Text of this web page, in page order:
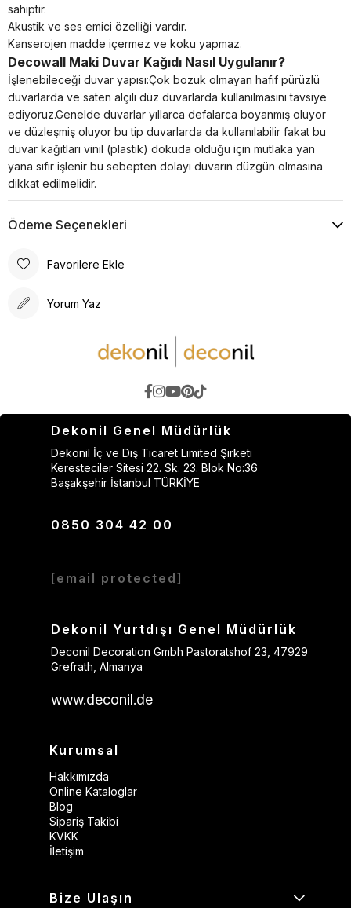
sahiptir.
Akustik ve ses emici özelliği vardır.
Kanserojen madde içermez ve koku yapmaz.
Decowall Maki Duvar Kağıdı Nasıl Uygulanır?
İşlenebileceği duvar yapısı:Çok bozuk olmayan hafif pürüzlü
duvarlarda ve saten alçılı düz duvarlarda kullanılmasını tavsiye
ediyoruz.Genelde duvarlar yıllarca defalarca boyanmış oluyor
ve düzleşmiş oluyor bu tip duvarlarda da kullanılabilir fakat bu
duvar kağıtları vinil (plastik) dokuda olduğu için mutlaka yan
yana sıfır işlenir bu sebepten dolayı duvarın düzgün olmasına
dikkat edilmelidir.
Ödeme Seçenekleri
Favorilere Ekle
Yorum Yaz
Dekonil Genel Müdürlük
Dekonil İç ve Dış Ticaret Limited Şirketi
Keresteciler Sitesi 22. Sk. 23. Blok No:36
Başakşehir İstanbul TÜRKİYE
0850 304 42 00
[email protected]
Dekonil Yurtdışı Genel Müdürlük
Deconil Decoration Gmbh Pastoratshof 23, 47929
Grefrath, Almanya
www.deconil.de
Kurumsal
Hakkımızda
Online Kataloglar
Blog
Sipariş Takibi
KVKK
İletişim
Bize Ulaşın